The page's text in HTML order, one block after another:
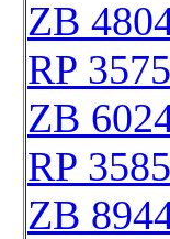
ZB
RP
ZB
RP
ZB